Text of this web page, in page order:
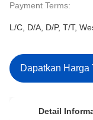
Payment Terms:
L/C, D/A, D/P, T/T,
Dapatkan Harga
Detail